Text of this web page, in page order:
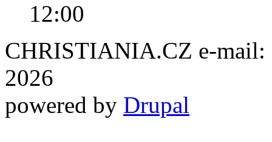
12:00
CHRISTIANIA.CZ e-mail:
2026
powered by Drupal